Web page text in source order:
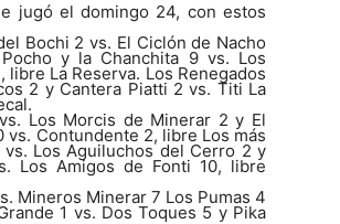
jugó el domingo 24, con estos
Bochi 2 vs. El Ciclón de Nacho
y la Chanchita 9 vs. Los
libre La Reserva. Los Renegados
2 y Cantera Piatti 2 vs. Titi La
Los Morcis de Minerar 2 y El
vs. Contundente 2, libre Los más
vs. Los Aguiluchos del Cerro 2 y
Los Amigos de Fonti 10, libre
Mineros Minerar 7 Los Pumas 4
1 vs. Dos Toques 5 y Pika